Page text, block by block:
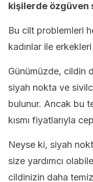
kişilerde özgüven
Bu cilt problemleri
kadınlar ile
Günümüzde, cildin
siyah nokta ve
bulunur. Ancak bu
kısmı fiyatlarıyla
Neyse ki, siyah
size yardımcı
cildinizin daha